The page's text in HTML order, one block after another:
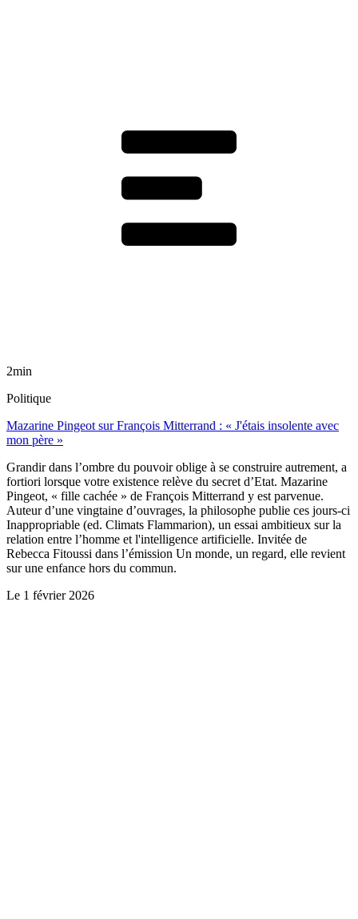
2min
Politique
Mazarine Pingeot sur François Mitterrand : « J'étais insolente avec
mon père »
Grandir dans l’ombre du pouvoir oblige à se construire autrement, a
fortiori lorsque votre existence relève du secret d’Etat. Mazarine
Pingeot, « fille cachée » de François Mitterrand y est parvenue.
Auteur d’une vingtaine d’ouvrages, la philosophe publie ces jours-ci
Inappropriable (ed. Climats Flammarion), un essai ambitieux sur la
relation entre l’homme et l'intelligence artificielle. Invitée de
Rebecca Fitoussi dans l’émission Un monde, un regard, elle revient
sur une enfance hors du commun.
Le 1 février 2026